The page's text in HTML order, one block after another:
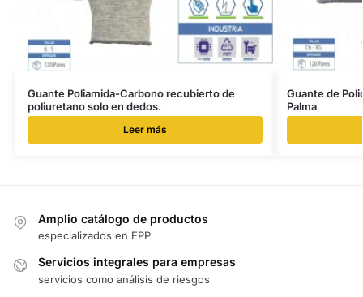
Guante Poliamida-Carbono recubierto de
poliuretano solo en dedos.
Leer más
Guante de
Palma
Amplio catálogo de productos
especializados en EPP
Servicios integrales para empresas
servicios como análisis de riesgos